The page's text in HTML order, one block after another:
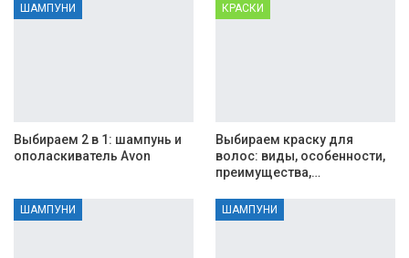
ШАМПУНИ
Выбираем 2 в 1: шампунь и
ополаскиватель Avon
КРАСКИ
Выбираем краску для
волос: виды, особенности,
преимущества,…
ШАМПУНИ ШАМПУНИ